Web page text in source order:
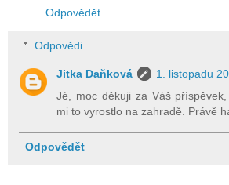
Odpovědět
Odpovědi
Jitka Daňková
1. listopadu
Jé, moc děkuji za Váš
mi to vyrostlo na zahradě. Právě
Odpovědět